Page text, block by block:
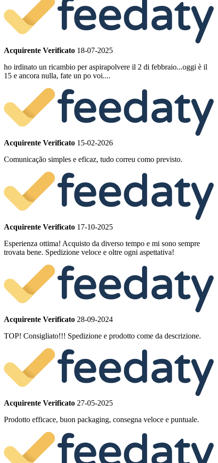
Acquirente Verificato 18-07-2025
ho irdinato un ricambio per aspirapolvere il 2 di febbraio...oggi è il
15 e ancora nulla, fate un po voi....
Acquirente Verificato 15-02-2026
Comunicação simples e eficaz, tudo correu como previsto.
Acquirente Verificato 17-10-2025
Esperienza ottima! Acquisto da diverso tempo e mi sono sempre
trovata bene. Spedizione veloce e oltre ogni aspettativa!
Acquirente Verificato 28-09-2024
TOP! Consigliato!!! Spedizione e prodotto come da descrizione.
Acquirente Verificato 27-05-2025
Prodotto efficace, buon packaging, consegna veloce e puntuale.